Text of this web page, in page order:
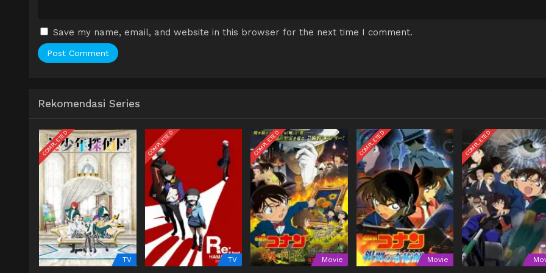
Save my name, email, and website in this browser for the next time I comment.
Rekomendasi Series
COMPLETED
TV
COMPLETED
TV
COMPLETED
Movie
COMPLETED
Movie
COMPLETED